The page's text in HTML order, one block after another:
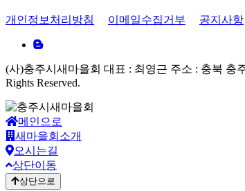
개인정보처리방침 이메일수집거부 공지사항
(사)충주시새마을회 대표 : 최영근 주소 : 충북 충
Rights Reserved.
메인으로
새마을회소개
오시는길
상단이동
상단으로